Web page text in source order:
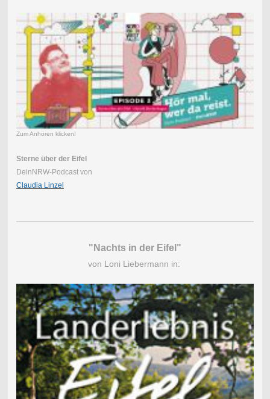
Zum Anhören klicken!
Sterne über der Eifel
DeinNRW-Podcast von
Claudia Linzel
"Nachts in der Eifel"
von Loni Liebermann in: